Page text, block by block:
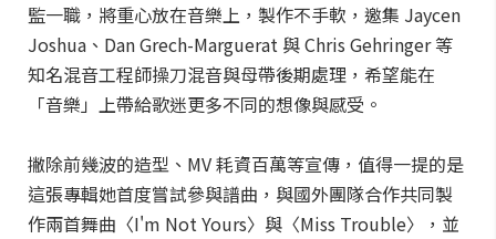
監一職，將重心放在音樂上，製作不手軟，邀集 Jaycen
Joshua、Dan Grech-Marguerat 與 Chris Gehringer 等
知名混音工程師操刀混音與母帶後期處理，希望能在
「音樂」上帶給歌迷更多不同的想像與感受。
撇除前幾波的造型、MV 耗資百萬等宣傳，值得一提的是
這張專輯她首度嘗試參與譜曲，與國外團隊合作共同製
作兩首舞曲〈I'm Not Yours〉與〈Miss Trouble〉，並